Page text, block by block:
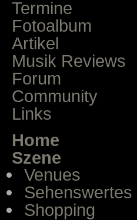
Termine
Fotoalbum
Artikel
Musik Reviews
Forum
Community
Links
Home
Szene
Venues
Sehenswertes
Shopping